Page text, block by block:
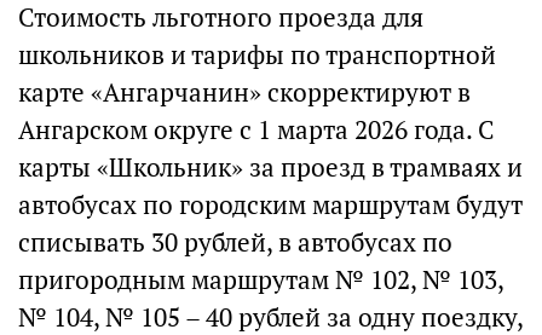
Стоимость льготного проезда для
школьников и тарифы по транспортной
карте «Ангарчанин» скорректируют в
Ангарском округе с 1 марта 2026 года. С
карты «Школьник» за проезд в трамваях и
автобусах по городским маршрутам будут
списывать 30 рублей, в автобусах по
пригородным маршрутам № 102, № 103,
№ 104, № 105 – 40 рублей за одну поездку,